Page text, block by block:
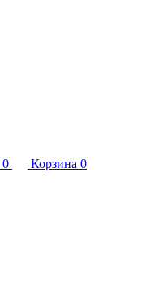
0 Корзина 0